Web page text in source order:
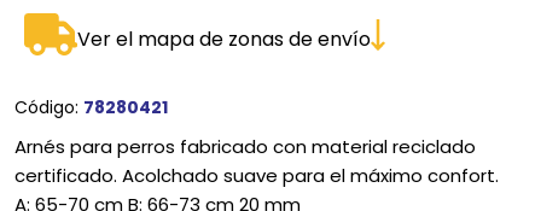
Ver el mapa de zonas de envío
Código: 78280421
Arnés para perros fabricado con material reciclado
certificado. Acolchado suave para el máximo confort.
A: 65-70 cm B: 66-73 cm 20 mm